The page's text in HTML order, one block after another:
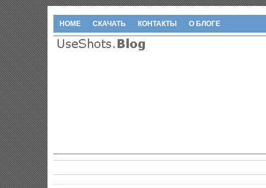
HOME СКАЧАТЬ КОНТАКТЫ О БЛОГЕ